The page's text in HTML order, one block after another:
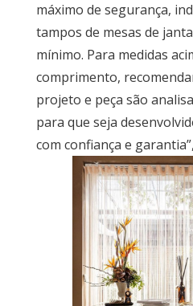
máximo de segurança,
tampos de mesas de
mínimo. Para medidas
comprimento,
projeto e peça são
para que seja
com confiança e